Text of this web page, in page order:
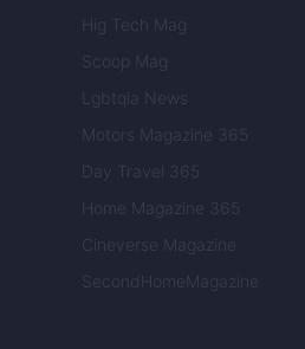
Hig Tech Mag
Scoop Mag
Lgbtqia News
Motors Magazine 365
Day Travel 365
Home Magazine 365
Cineverse Magazine
SecondHomeMagazine